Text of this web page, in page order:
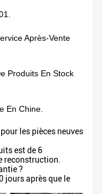
Après-Vente
Produits En Stock
En Chine.
les pièces neuves
est de 6
reconstruction.
?
jours après que le